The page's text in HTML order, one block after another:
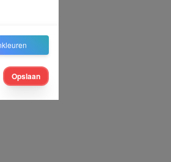
Opslaan